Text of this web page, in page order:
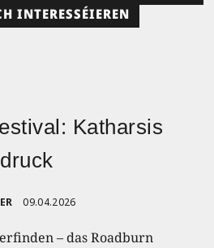
INTERESSÉIEREN
Katharsis
09.04.2026
– das Roadburn